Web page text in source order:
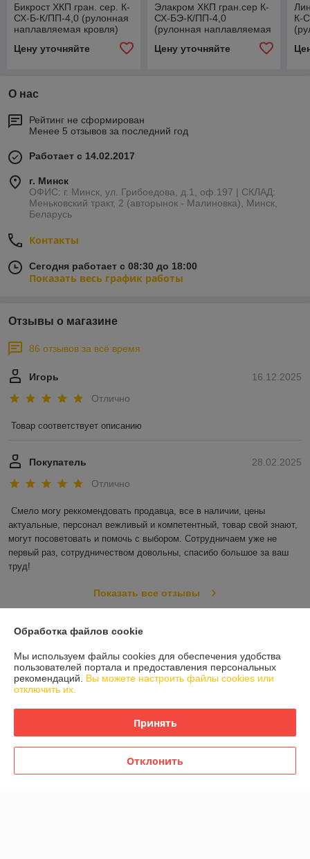
Бикрост ХКП гран. сер. К-
СХ-Б-К/ПП-4,0 (рулонная
наплавляемая кровля)
Цену уточняйте
Элакром ХКП гран.сер К-
СХ-БЭ-К/ПП-4,0
(рулонная наплавляемая
Цену уточняйте
К-
О нас
Рейтинг не сформирован
Менее 5 отзывов за последний год
Работает с 14.02.2017
г. Минск
ОФИС: г. Минск, ул. Грибоедова, д.1, оф.197 | СКЛАД:
Меньковский тракт, 2 (авторынок - Малиновка), Минск,
Беларусь
Контакты
Сегодня работает с 08:30 до 18:00
Показать весь график работы
Отзывы о магазине
86 отзывов за всё время
16.12.2025
Игорь
Отлично
Товар соответствует описанию
28.02.2025
Покупатель
Отлично
Смело могу реккомендовать продавца, все в наличии, цены
актуальные, персонал вежливый и компетентный, товар свой знают,
могут посоветовать и помочь с выбором. Сотрудничаем уже не
первый раз, сотрудничеством довольны, спасибо большое за ваш
труд!
Показать все отзывы
О нас
Контакты
График работы
Полная версия сайта
Обработка файлов cookie
Мы используем файлы cookies для обеспечения удобства
пользователей портала и предоставления персональных
рекомендаций. Вы можете настроить файлы cookies или
отключить их.
Принять
Отклонить